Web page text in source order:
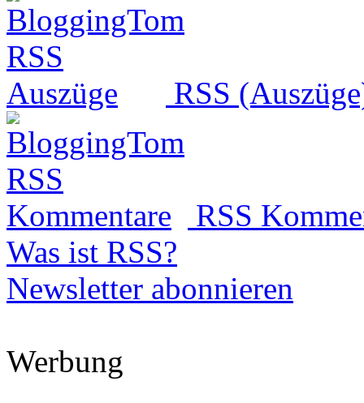
RSS
RSS
Was ist RSS?
Newsletter abonnieren
Werbung